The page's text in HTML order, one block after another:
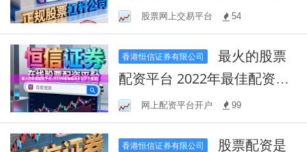
股票网上交易平台 54
香港恒信证券有限公司
最火的股票
配资平台 2022年最佳配资平
台开户指南
网上配资平台开户 99
香港恒信证券有限公司